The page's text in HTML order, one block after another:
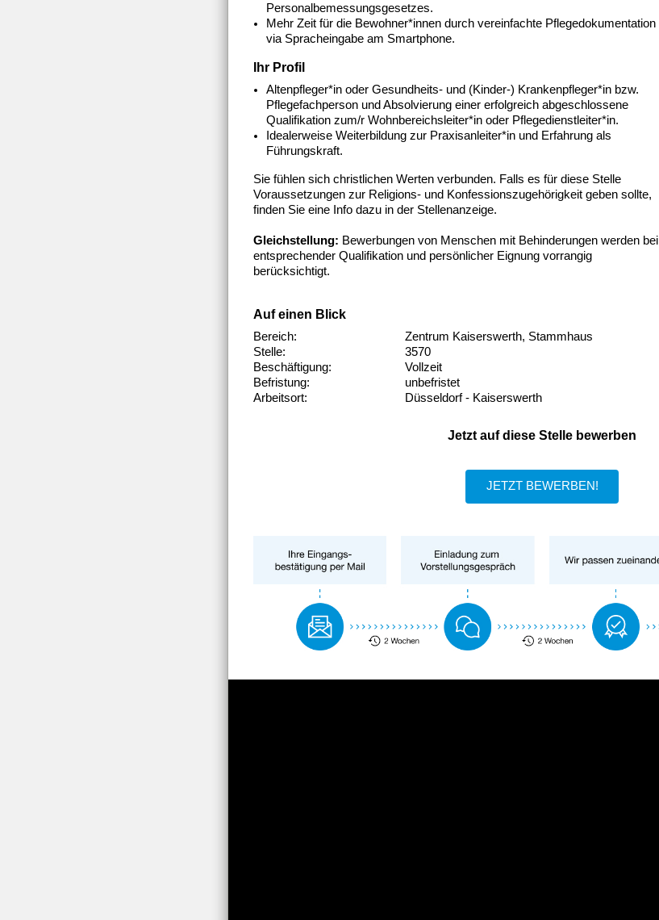
Personalbemessungsgesetzes.
Mehr Zeit für die Bewohner*innen durch vereinfachte Pflegedokumentation
via Spracheingabe am Smartphone.
Ihr Profil
Altenpfleger*in oder Gesundheits- und (Kinder-) Krankenpfleger*in bzw.
Pflegefachperson und Absolvierung einer erfolgreich abgeschlossene
Qualifikation zum/r Wohnbereichsleiter*in oder Pflegedienstleiter*in.
Idealerweise Weiterbildung zur Praxisanleiter*in und Erfahrung als
Führungskraft.
Sie fühlen sich christlichen Werten verbunden. Falls es für diese Stelle
Voraussetzungen zur Religions- und Konfessionszugehörigkeit geben sollte,
finden Sie eine Info dazu in der Stellenanzeige.
Gleichstellung: Bewerbungen von Menschen mit Behinderungen werden bei
entsprechender Qualifikation und persönlicher Eignung vorrangig
berücksichtigt.
Auf einen Blick
Bereich:
Stelle:
Beschäftigung:
Befristung:
Arbeitsort:
Zentrum Kaiserswerth, Stammhaus
3570
Vollzeit
unbefristet
Düsseldorf - Kaiserswerth
Jetzt auf diese Stelle bewerben
JETZT BEWERBEN!